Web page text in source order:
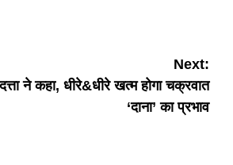
Next:
ने कहा, धीरे&धीरे खत्म होगा चक्रवात
‘दाना’ का प्रभाव